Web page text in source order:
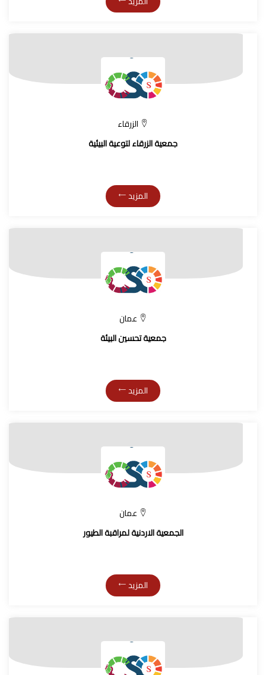
الزرقاء
جمعية الزرقاء لتوعية البيئية
المزيد
عمان
جمعية تحسين البيئة
المزيد
عمان
الجمعية الاردنية لمراقبة الطيور
المزيد